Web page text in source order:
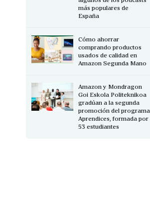
más populares de
España
Cómo ahorrar
comprando productos
usados de calidad en
Amazon Segunda Mano
Amazon y Mondragon
Goi Eskola Politeknikoa
gradúan a la segunda
promoción del programa
Aprendices, formada por
53 estudiantes